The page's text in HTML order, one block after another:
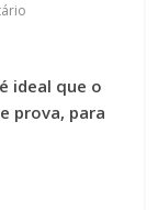
ideal que o
prova, para